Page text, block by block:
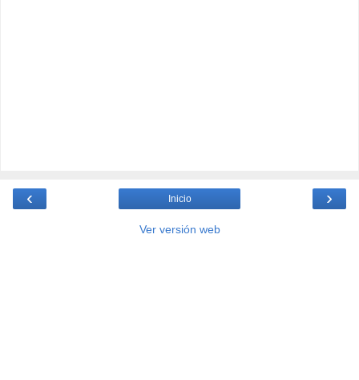
‹ ›
Inicio
Ver versión web